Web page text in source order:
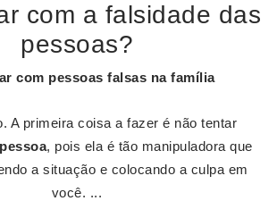
com a falsidade das
pessoas?
com pessoas falsas na família
A primeira coisa a fazer é não tentar
pessoa, pois ela é tão manipuladora que
a situação e colocando a culpa em
você. ...